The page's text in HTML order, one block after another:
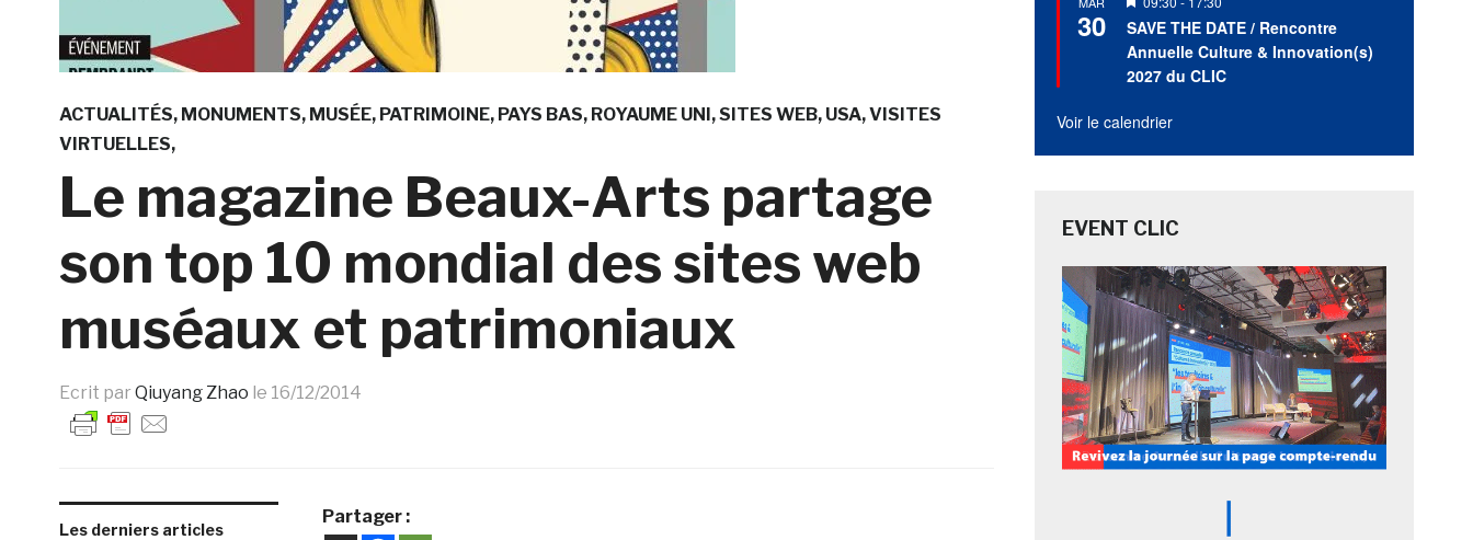
ACTUALITÉS MONUMENTS MUSÉE PATRIMOINE PAYS BAS ROYAUME UNI SITES WEB USA VISITES
VIRTUELLES
Le magazine Beaux-Arts partage
son top 10 mondial des sites web
muséaux et patrimoniaux
Ecrit par Qiuyang Zhao le 16/12/2014
Les derniers articles
Partager :
30
en
avant
SAVE THE DATE / Rencontre
Annuelle Culture & Innovation(s)
2027 du CLIC
Voir le calendrier
EVENT CLIC